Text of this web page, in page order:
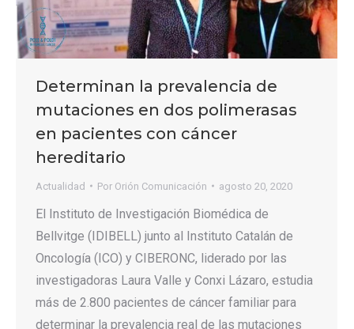
Determinan la prevalencia de
mutaciones en dos polimerasas
en pacientes con cáncer
hereditario
Actualidad Por Orión Comunicación agosto 20, 2020
El Instituto de Investigación Biomédica de
Bellvitge (IDIBELL) junto al Instituto Catalán de
Oncología (ICO) y CIBERONC, liderado por las
investigadoras Laura Valle y Conxi Lázaro, estudia
más de 2.800 pacientes de cáncer familiar para
determinar la prevalencia real de las mutaciones